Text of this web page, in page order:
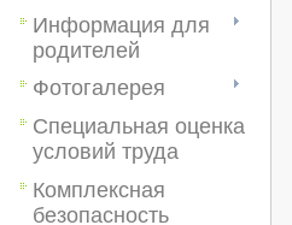
Информация для
родителей
Фотогалерея
Специальная оценка
условий труда
Комплексная
безопасность